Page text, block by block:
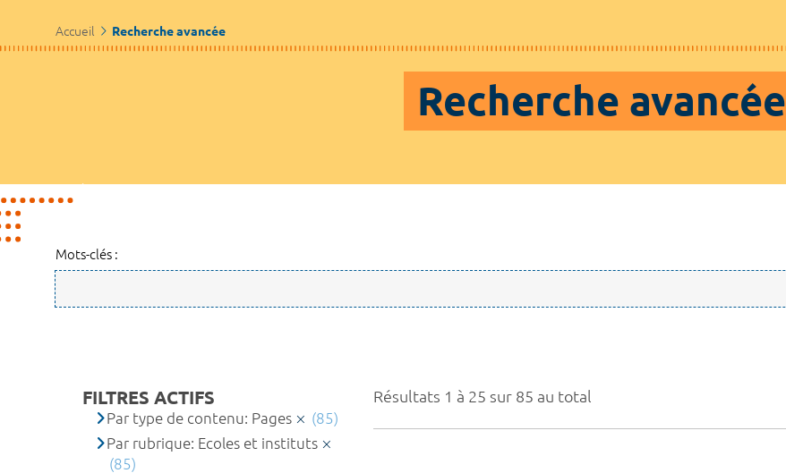
Accueil Recherche avancée
Recherche avancée
Mots-clés :
Résultats 1 à 25 sur 85 au total
FILTRES ACTIFS
Par type de contenu: Pages
(85)
Par rubrique: Ecoles et instituts
(85)